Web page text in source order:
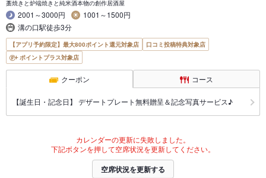
藁焼きと炉端焼きと純米酒本物の創作居酒屋
2001～3000円
1001～1500円
溝の口駅徒歩3分
【アプリ予約限定】最大800ポイント還元対象店
口コミ投稿特典対象店
ポイントプラス対象店
クーポン コース
【誕生日・記念日】 デザートプレート無料贈呈＆記念写真サービス♪
カレンダーの更新に失敗しました。
下記ボタンを押して空席状況を更新してください。
空席状況を更新する